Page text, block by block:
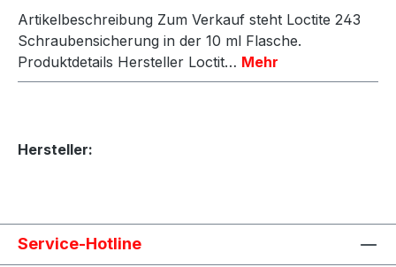
Artikelbeschreibung Zum Verkauf steht Loctite 243
Schraubensicherung in der 10 ml Flasche.
Produktdetails Hersteller Loctit… Mehr
Hersteller:
Service-Hotline